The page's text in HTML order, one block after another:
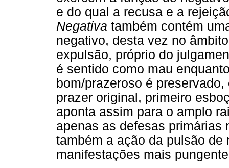
e do qual a recusa e a
Negativa também contém
negativo, desta vez no
expulsão, próprio do
é sentido como mau
bom/prazeroso é
prazer original, primeiro
aponta assim para o amplo
apenas as defesas primárias
também a ação da pulsão de
manifestações mais